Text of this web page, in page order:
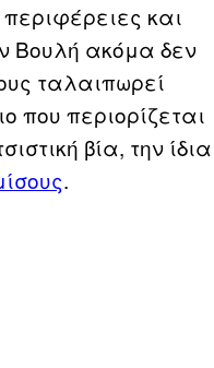
και
Βουλή ακόμα δεν
ταλαιπωρεί
που περιορίζεται
βία, την ίδια
.